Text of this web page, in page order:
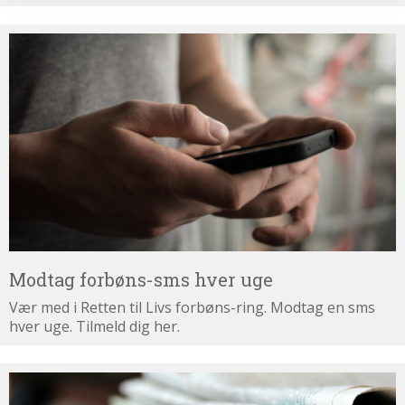
uge
Modtag forbøns-sms hver uge
Vær med i Retten til Livs forbøns-ring. Modtag en sms
hver uge. Tilmeld dig her.
Tilmeld